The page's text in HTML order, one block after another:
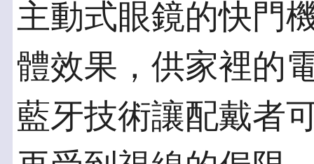
主動式眼鏡的快門
體效果，供家裡的
藍牙技術讓配戴者